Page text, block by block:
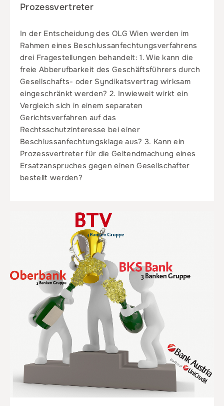
Prozessvertreter
In der Entscheidung des OLG Wien werden im
Rahmen eines Beschlussanfechtungsverfahrens
drei Fragestellungen behandelt: 1. Wie kann die
freie Abberufbarkeit des Geschäftsführers durch
Gesellschafts- oder Syndikatsvertrag wirksam
eingeschränkt werden? 2. Inwieweit wirkt ein
Vergleich sich in einem separaten
Gerichtsverfahren auf das
Rechtsschutzinteresse bei einer
Beschlussanfechtungsklage aus? 3. Kann ein
Prozessvertreter für die Geltendmachung eines
Ersatzanspruches gegen einen Gesellschafter
bestellt werden?